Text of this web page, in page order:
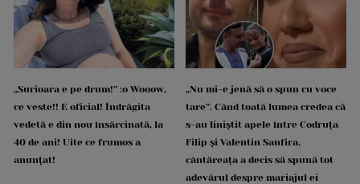
„Surioara e pe drum!” :o Wooow,
ce veste!! E oficial! Îndrăgita
vedetă e din nou însărcinată, la
40 de ani! Uite ce frumos a
anunțat!
„Nu mi-e jenă să o spun cu voce
tare”. Când toată lumea credea că
s-au liniștit apele între Codruța
Filip și Valentin Sanfira,
cântăreața a decis să spună tot
adevărul despre mariajul ei